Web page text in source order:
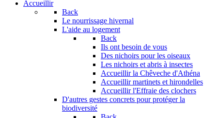
Accueillir
Back
Le nourrissage hivernal
L'aide au logement
Back
Ils ont besoin de vous
Des nichoirs pour les oiseaux
Les nichoirs et abris à insectes
Accueillir la Chêveche d'Athéna
Accueillir martinets et hirondelles
Accueillir l'Effraie des clochers
D'autres gestes concrets pour protéger la
biodiversité